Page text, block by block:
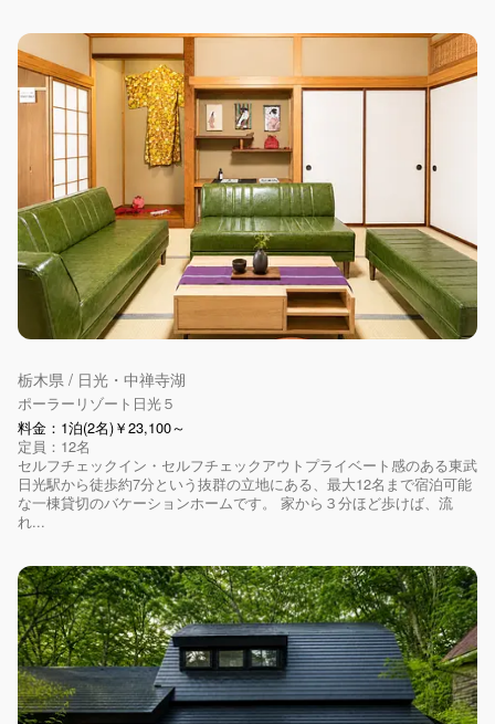
栃木県 / 日光・中禅寺湖
ポーラーリゾート日光５
料金：1泊(2名)￥23,100～
定員：12名
セルフチェックイン・セルフチェックアウトプライベート感のある東武
日光駅から徒歩約7分という抜群の立地にある、最大12名まで宿泊可能
な一棟貸切のバケーションホームです。 家から３分ほど歩けば、流
れ...